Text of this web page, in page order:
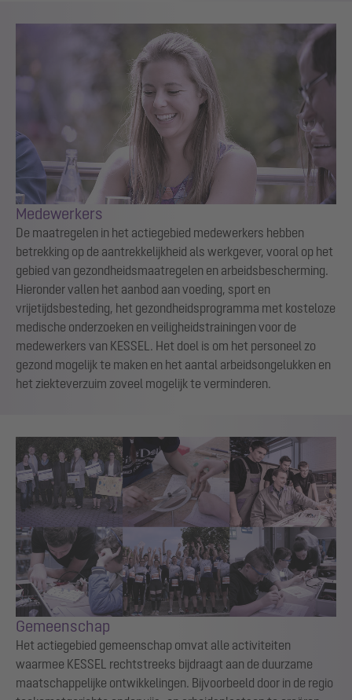
Medewerkers
De maatregelen in het actiegebied medewerkers hebben
betrekking op de aantrekkelijkheid als werkgever, vooral op het
gebied van gezondheidsmaatregelen en arbeidsbescherming.
Hieronder vallen het aanbod aan voeding, sport en
vrijetijdsbesteding, het gezondheidsprogramma met kosteloze
medische onderzoeken en veiligheidstrainingen voor de
medewerkers van KESSEL. Het doel is om het personeel zo
gezond mogelijk te maken en het aantal arbeidsongelukken en
het ziekteverzuim zoveel mogelijk te verminderen.
Gemeenschap
Het actiegebied gemeenschap omvat alle activiteiten
waarmee KESSEL rechtstreeks bijdraagt aan de duurzame
maatschappelijke ontwikkelingen. Bijvoorbeeld door in de regio